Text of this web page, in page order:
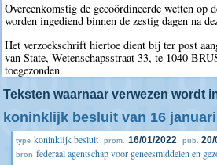
Overeenkomstig de gecoördineerde wetten op
worden ingediend binnen de zestig dagen na
Het verzoekschrift hiertoe dient bij ter post
van State, Wetenschapsstraat 33, te 1040
toegezonden.
Teksten waarnaar verwezen wordt
koninklijk besluit van 16 januari
type koninklijk besluit prom. 16/01/2022 pub. 20/
bron federaal agentschap voor geneesmiddelen en